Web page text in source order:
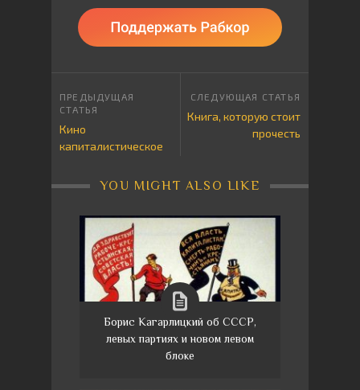
Кино
капиталистическое
Книга, которую стоит
прочесть
YOU MIGHT ALSO LIKE
Борис Кагарлицкий об СССР,
левых партиях и новом левом
блоке